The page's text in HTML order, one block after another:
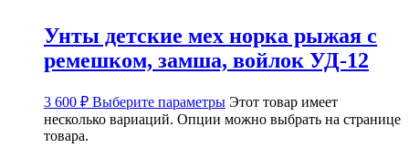
Унты детские мех норка рыжая с
ремешком, замша, войлок УД-12
3 600 ₽ Выберите параметры Этот товар имеет
несколько вариаций. Опции можно выбрать на странице
товара.